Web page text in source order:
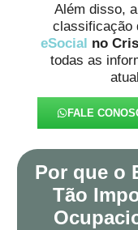
Além disso,
classificação
eSocial no
todas as
FALE
Por que o
Tão